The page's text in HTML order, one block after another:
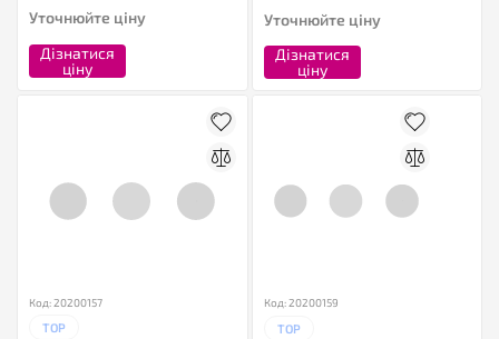
Уточнюйте ціну
Дізнатися
ціну
Уточнюйте ціну
Дізнатися
ціну
Код: 20200157
TOP
Код: 20200159
TOP